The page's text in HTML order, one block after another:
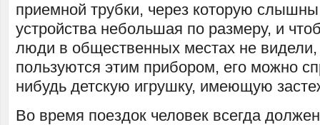
приемной трубки, через которую слышны
устройства небольшая по размеру, и
люди в общественных местах не видели,
пользуются этим прибором, его можно
нибудь детскую игрушку, имеющую
Во время поездок человек всегда